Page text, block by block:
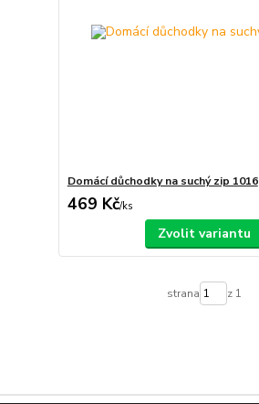
Domácí důchodky na suchý zip 1016
469 Kč/ks
Zvolit variantu
strana z 1